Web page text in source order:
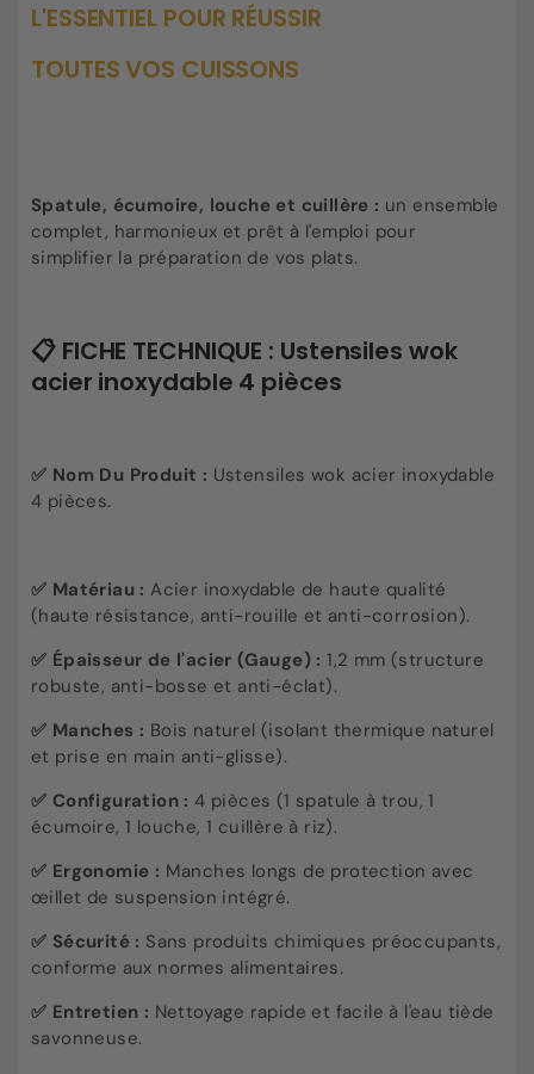
L'ESSENTIEL POUR RÉUSSIR
TOUTES VOS CUISSONS
Spatule, écumoire, louche et cuillère : un ensemble
complet, harmonieux et prêt à l'emploi pour
simplifier la préparation de vos plats.
📋 FICHE TECHNIQUE : Ustensiles wok
acier inoxydable 4 pièces
✅ Nom Du Produit : Ustensiles wok acier inoxydable
4 pièces.
✅ Matériau : Acier inoxydable de haute qualité
(haute résistance, anti-rouille et anti-corrosion).
✅ Épaisseur de l'acier (Gauge) : 1,2 mm (structure
robuste, anti-bosse et anti-éclat).
✅ Manches : Bois naturel (isolant thermique naturel
et prise en main anti-glisse).
✅ Configuration : 4 pièces (1 spatule à trou, 1
écumoire, 1 louche, 1 cuillère à riz).
✅ Ergonomie : Manches longs de protection avec
œillet de suspension intégré.
✅ Sécurité : Sans produits chimiques préoccupants,
conforme aux normes alimentaires.
✅ Entretien : Nettoyage rapide et facile à l'eau tiède
savonneuse.